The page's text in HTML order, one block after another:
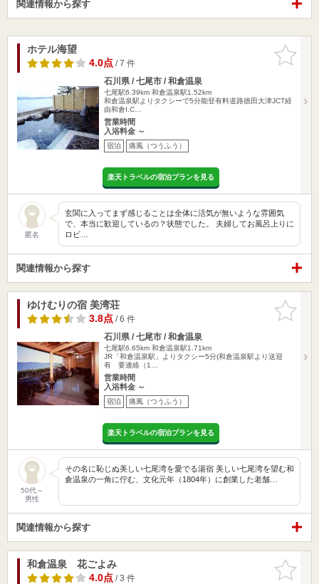
関連情報から探す
お気に入
りに追加
ホテル海望
4.0点/ 7 件
石川県 / 七尾市 / 和倉温泉
七尾駅6.39km 和倉温泉駅1.52km
和倉温泉駅よりタクシーで5分能登有料道路徳田大津JCT経
由和倉I.C…
営業時間
入浴料金 ～
宿泊 痛風（つうふう）
楽天トラベルの宿泊プランを見る
匿名
玄関に入ってまず感じることは全体に活気が無いような雰囲気
で、本当に歓迎しているの？状態でした。 夫婦してお風呂上りに
ロビ…
関連情報から探す
お気に入
りに追加
ゆけむりの宿 美湾荘
3.8点/ 6 件
石川県 / 七尾市 / 和倉温泉
七尾駅6.65km 和倉温泉駅1.71km
JR「和倉温泉駅」よりタクシー5分(和倉温泉駅より送迎
有 要連絡（1…
営業時間
入浴料金 ～
宿泊 痛風（つうふう）
楽天トラベルの宿泊プランを見る
50代～
男性
その名に恥じぬ美しい七尾湾を愛でる湯宿 美しい七尾湾を望む和
倉温泉の一角に佇む、文化元年（1804年）に創業した老舗…
関連情報から探す
お気に入
りに追加
和倉温泉 花ごよみ
4.0点/ 3 件